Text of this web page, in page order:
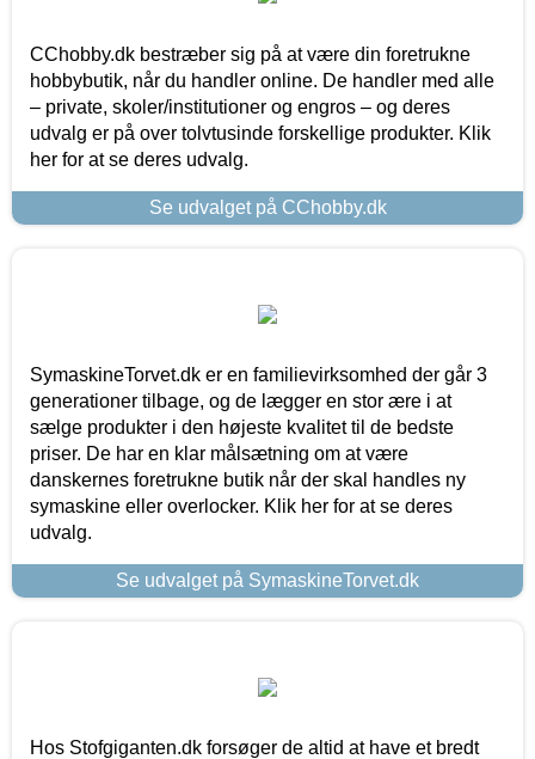
CChobby.dk bestræber sig på at være din foretrukne
hobbybutik, når du handler online. De handler med alle
– private, skoler/institutioner og engros – og deres
udvalg er på over tolvtusinde forskellige produkter. Klik
her for at se deres udvalg.
Se udvalget på CChobby.dk
SymaskineTorvet.dk er en familievirksomhed der går 3
generationer tilbage, og de lægger en stor ære i at
sælge produkter i den højeste kvalitet til de bedste
priser. De har en klar målsætning om at være
danskernes foretrukne butik når der skal handles ny
symaskine eller overlocker. Klik her for at se deres
udvalg.
Se udvalget på SymaskineTorvet.dk
Hos Stofgiganten.dk forsøger de altid at have et bredt